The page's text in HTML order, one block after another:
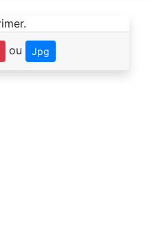
ou Jpg